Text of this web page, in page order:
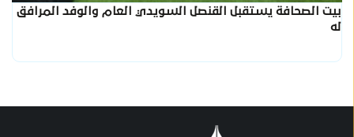
بيت الصحافة يستقبل القنصل السويدي العام والوفد المرافق
له